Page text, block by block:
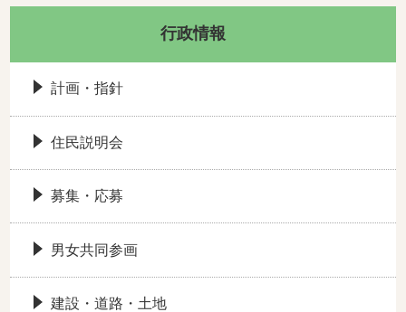
行政情報
計画・指針
住民説明会
募集・応募
男女共同参画
建設・道路・土地